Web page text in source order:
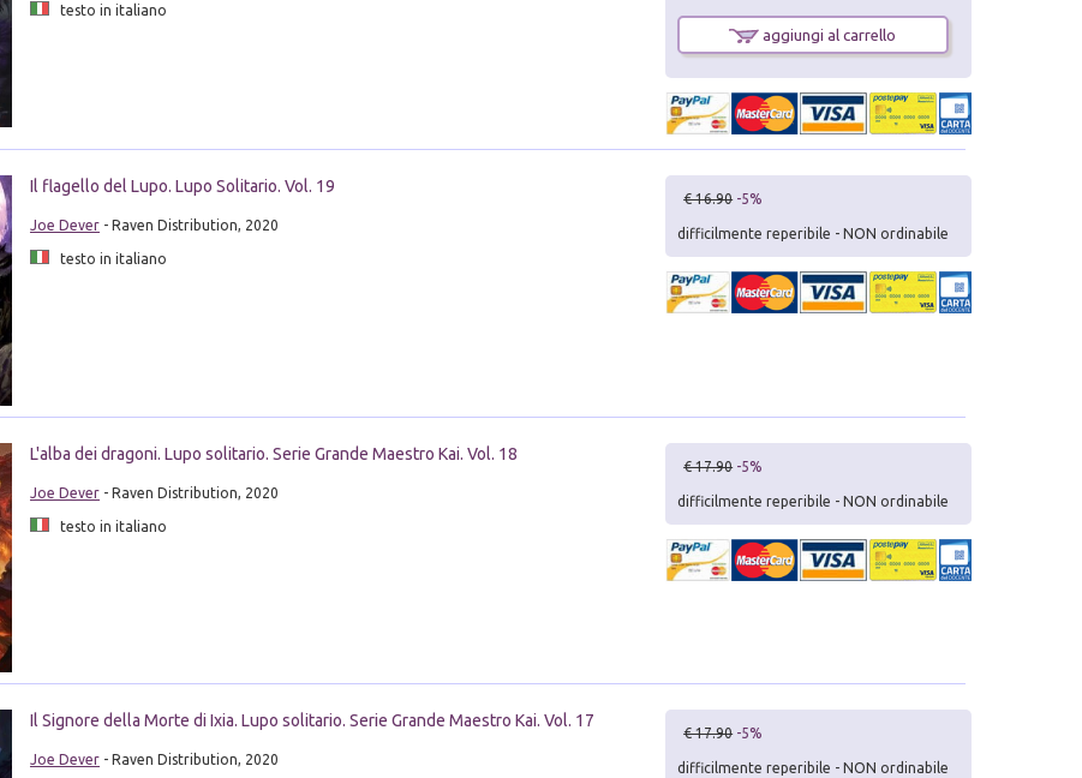
testo in italiano
aggiungi al carrello
Il flagello del Lupo. Lupo Solitario. Vol. 19
Joe Dever- Raven Distribution, 2020
testo in italiano
€ 16.90 -5%
difficilmente reperibile - NON ordinabile
L'alba dei dragoni. Lupo solitario. Serie Grande Maestro Kai. Vol. 18
Joe Dever- Raven Distribution, 2020
testo in italiano
€ 17.90 -5%
difficilmente reperibile - NON ordinabile
Il Signore della Morte di Ixia. Lupo solitario. Serie Grande Maestro Kai. Vol. 17
Joe Dever- Raven Distribution, 2020
€ 17.90 -5%
difficilmente reperibile - NON ordinabile